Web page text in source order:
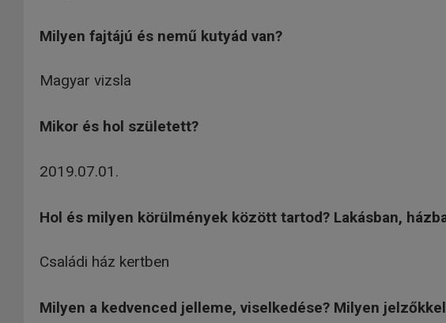
Milyen fajtájú és nemű kutyád van?
Magyar vizsla
Mikor és hol született?
2019.07.01.
Hol és milyen körülmények között tartod? Lakásban,
Családi ház kertben
Milyen a kedvenced jelleme, viselkedése? Milyen